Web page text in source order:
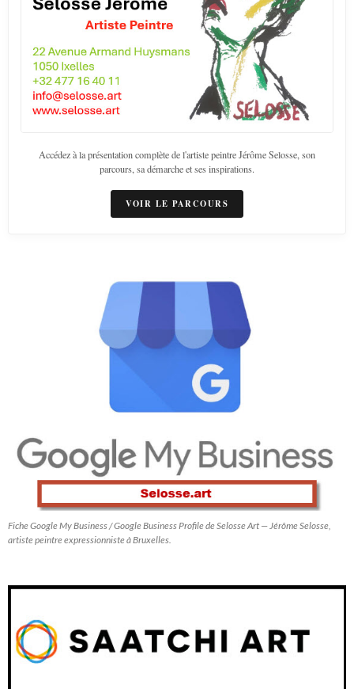
Accédez à la présentation complète de l'artiste peintre Jérôme Selosse, son
parcours, sa démarche et ses inspirations.
VOIR LE PARCOURS
Fiche Google My Business / Google Business Profile de Selosse Art — Jérôme Selosse,
artiste peintre expressionniste à Bruxelles.